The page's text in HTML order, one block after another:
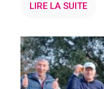
LIRE LA SUITE